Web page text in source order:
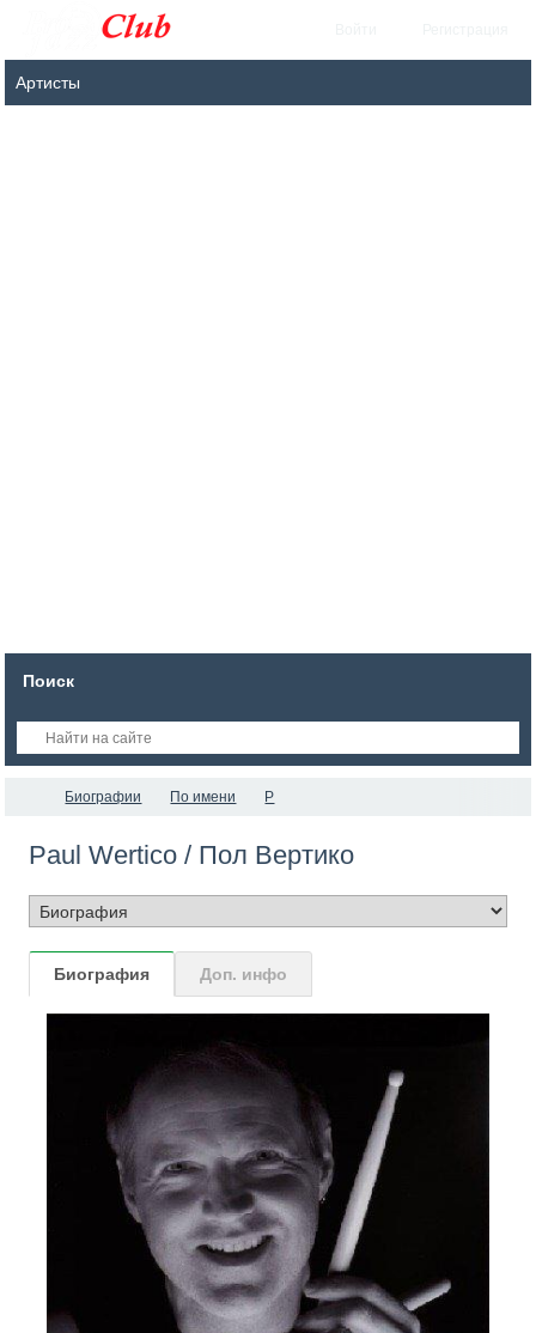
Поиск
Биографии По имени P
Paul Wertico / Пол Вертико
Биография Доп. инфо